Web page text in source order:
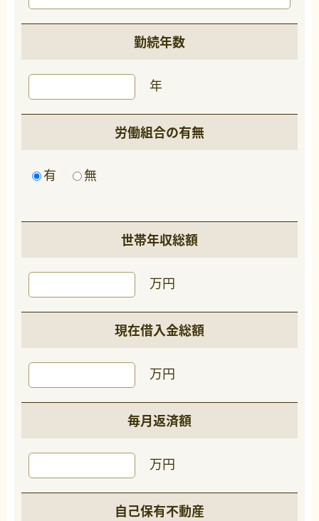
勤続年数
年
労働組合の有無
有 無
世帯年収総額
万円
現在借入金総額
万円
毎月返済額
万円
自己保有不動産